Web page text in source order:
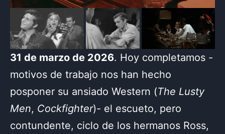
31 de marzo de 2026. Hoy completamos -
motivos de trabajo nos han hecho
posponer su ansiado Western (The Lusty
Men, Cockfighter)- el escueto, pero
contundente, ciclo de los hermanos Ross,